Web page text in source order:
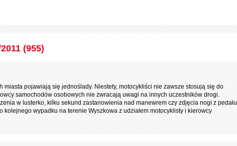
(955)
miasta pojawiają się jednoślady. Niestety, motocykliści nie zawsze stosują się do
samochodów osobowych nie zwracają uwagi na innych uczestników drogi.
w lusterko, kilku sekund zastanowienia nad manewrem czy zdjęcia nogi z pedału
kolejnego wypadku na terenie Wyszkowa z udziałem motocyklisty i kierowcy